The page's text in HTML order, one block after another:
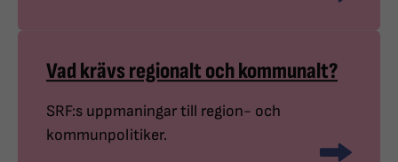
Vad krävs regionalt och kommunalt?
SRF:s uppmaningar till region- och
kommunpolitiker.